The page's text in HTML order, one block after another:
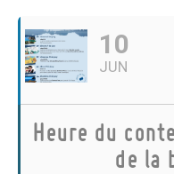
10
JUN
Heure du
de la